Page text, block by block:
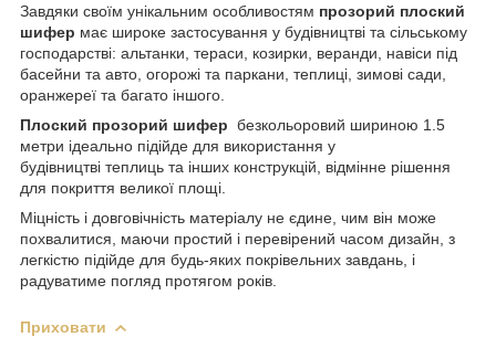
Завдяки своїм унікальним особливостям прозорий плоский
шифер має широке застосування у будівництві та сільському
господарстві: альтанки, тераси, козирки, веранди, навіси під
басейни та авто, огорожі та паркани, теплиці, зимові сади,
оранжереї та багато іншого.
Плоский прозорий шифер безкольоровий шириною 1.5
метри ідеально підійде для використання у
будівництві теплиць та інших конструкцій, відмінне рішення
для покриття великої площі.
Міцність і довговічність матеріалу не єдине, чим він може
похвалитися, маючи простий і перевірений часом дизайн, з
легкістю підійде для будь-яких покрівельних завдань, і
радуватиме погляд протягом років.
Приховати